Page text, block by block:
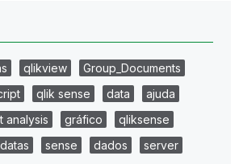
qlikview
Group_Documents
qlik sense data
ajuda
analysis gráfico
qliksense
datas sense dados
server